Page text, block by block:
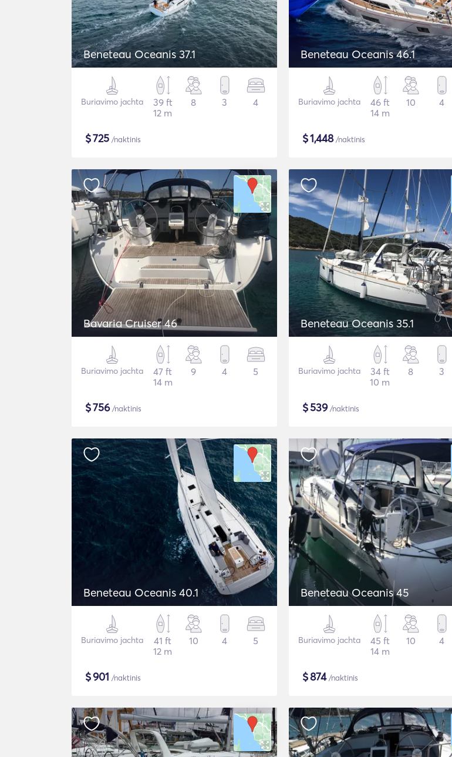
Beneteau Oceanis 37.1
Buriavimo jachta
39 ft
12 m
8 3 4
$725 /naktinis
Beneteau Oceanis 46.1
Buriavimo jachta
46 ft
14 m
10 4
$1,448/naktinis
Bavaria Cruiser 46
Buriavimo jachta
47 ft
14 m
9 4 5
$756/naktinis
Beneteau Oceanis 35.1
Buriavimo jachta
34 ft
10 m
8 3
$539/naktinis
Beneteau Oceanis 40.1
Buriavimo jachta
41 ft
12 m
10 4 5
$901 /naktinis
Beneteau Oceanis 45
Buriavimo jachta
45 ft
14 m
10 4
$874/naktinis